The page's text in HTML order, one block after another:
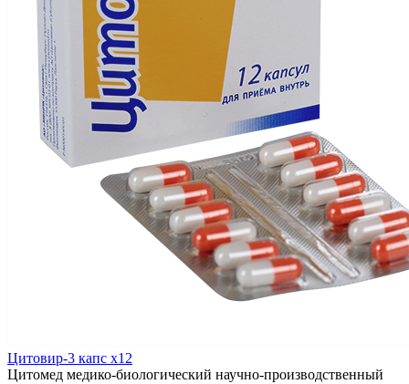
Цитовир-3 капс x12
Цитомед медико-биологический научно-производственный